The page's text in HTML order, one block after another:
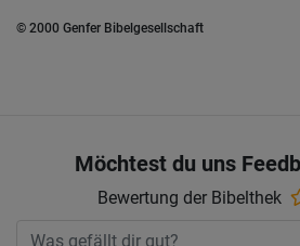
© 2000 Genfer Bibelgesellschaft
Möchtest du uns
Bewertung der Bibelthek